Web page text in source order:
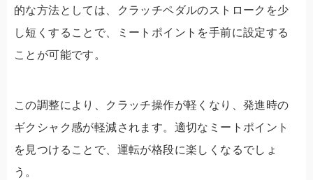
的な方法としては、クラッチペダルのストロークを少
し短くすることで、ミートポイントを手前に設定する
ことが可能です。
この調整により、クラッチ操作が軽くなり、発進時の
ギクシャク感が軽減されます。適切なミートポイント
を見つけることで、運転が格段に楽しくなるでしょ
う。